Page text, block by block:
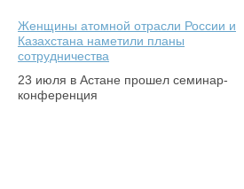
Женщины атомной отрасли России и
Казахстана наметили планы
сотрудничества
23 июля в Астане прошел семинар-
конференция